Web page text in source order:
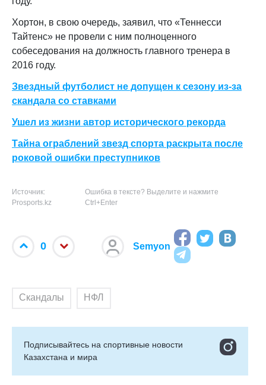
Хортон, в свою очередь, заявил, что «Теннесси
Тайтенс» не провели с ним полноценного
собеседования на должность главного тренера в
2016 году.
Звездный футболист не допущен к сезону из-за
скандала со ставками
Ушел из жизни автор исторического рекорда
Тайна ограблений звезд спорта раскрыта после
роковой ошибки преступников
Источник:
Prosports.kz
Ошибка в тексте? Выделите и нажмите
Ctrl+Enter
0 Semyon
Скандалы НФЛ
Подписывайтесь на cпортивные новости
Казахстана и мира